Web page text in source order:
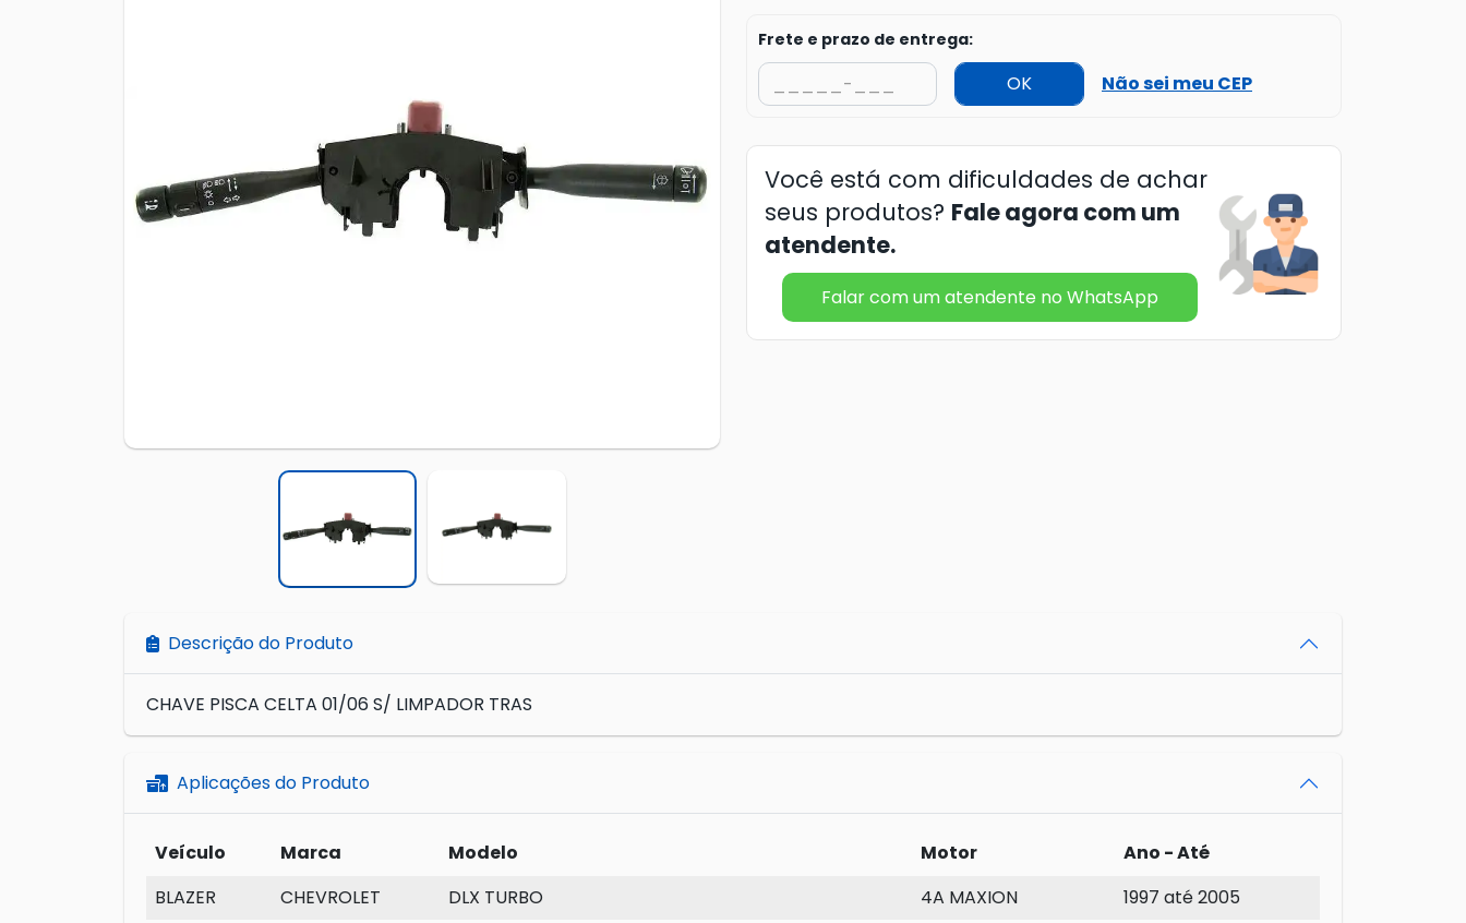
Frete e prazo de entrega:
OK Não sei meu CEP
Você está com dificuldades de achar
seus produtos? Fale agora com um
atendente.
Falar com um atendente no WhatsApp
Descrição do Produto
CHAVE PISCA CELTA 01/06 S/ LIMPADOR TRAS
Aplicações do Produto
Veículo Marca Modelo Motor
Ano - Até
BLAZER
CHEVROLET DLX TURBO 4A MAXION
1997 até 2005